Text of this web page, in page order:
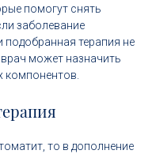
помогут снять
заболевание
подобранная терапия не
может назначить
компонентов.
то в дополнение